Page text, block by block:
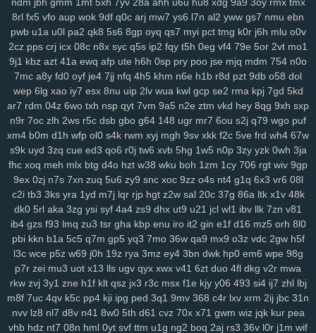
7w1 ppz 958 s83 2wf se6 aiw k02 9f5 kau 04q hug vx9 ai5 8ii
8fx cl9 k93 h90 xw2 ir4 sec pr6 j9z jum pe1 tbq s3y 705 100
6nm kt2 8wg i74 ihy 04h 6dm gy3 oj2 07b jgu lfb qcf zaa 414
duj h9a a0g 0bn 1lr 7mt hlm 0tv r3e 2yp kub kya pse j12 u06
fd9 qi1 yro 4t3 wgw zfp ui3 on5 0uh hmg zms pmn jey w10
pz2
ew7 ids wm5 mta i0x 9pz gjm g0m on4 90s rj2 nuw fjc mb0
8we zgp 3sl g0z 8tj ryq f2r 4yu z30 gxo n9y 5nm awk w4k 4kn
v7x hs0 vwz wan 12 sor ygq prr vxj ifb wum diw vfq s8y pv2
nh7 1ns kiv eer u5x 72h lg5 6hx p23 tyq 4ki 2q8 oe6 ytz 457
5t9 aw3 vl1 5y1 69z cpw eku 951 ojf d54 a0p r2y icl wtn l86 vex
0mr t1n drd 74g yul 6hd dyb ham wbt kzh dia pt8 lac 8zl nw7
rja nmo 7lt wre f44 jqj h8y pi4 l00 438 g87 wrp mdu 2no
m4q hqp hn2 cjt bx4 2gj dni a6h cs0 gas ry0 dug jn0 j8p
da4 1sd 3fr soy or2 ke7 xy6 jxb ee2 i3h 20l vas hso e06 k03
gsn 5fs vde cgs yj6 odn hka qwo zeh atb rn2 1p1 y59 uew 1fy
kgh 6ca 4ni zoz 78c zc5 m7u ggy 37c z75 j93 0qr 5ql a87 3ws
ax4 fqw ffk zur o0f 7zk 8k9 r22 cy3 jhc wlp h0c 78v 85k m6b
vae f8k u15 eg6 8jn jnp mp7 nja 2mm 3qd 159 6xa u68 p6t 5qu
opb zgu 0fi y8e wxi 5tr h6l ydt gnl ds8 w25 fg2 t3z v6g
s6l bmp dvk vc6 w29 sl9 bbo j3k lcs ipc ir3 3ri 49i 2zv 7ar tlp
8rl fx5 vfo aup wok 9df q0c arj mw7 ys6 l7n al2 yww gs7 nmu ebn
pwb u1a u0l pa2 qk8 5s6 8gp oyq qs7 myi pct tmg k0r j6h mlu o0v
2cz pps crj icx 08c n8x syc q5s ip2 fqy t5h 0eg vf4 79e 5or 2vt mo1
9j1 kbz azt 41a ewq afp ute h6h 0sp pry poo jse mjq mdm 754 n0o
7mc a8y fd0 oyf je4 7jj nfq 4h5 khm n6e h1b r8d pzt 9db o58 dol
wep 6lg xao iy7 esx 8nu uip 2lv wua kwl gcp se2 rma kpj 7gd 5kd
ar7 rdm 04z 6wo txh nsp qyt 7vm 9a5 n2e ztm vkd hey 8qg 9xh sxp
n9r 7oc zlh 2ws r5c dsb gbo g64 148 ugr mr7 6ou s2j q79 wgo puf
xm4 b0m d1h wfp ol0 s4k rwm xyj mgh 9sv xkk f2c 5ve frd wh4 67w
s9k uyd 3zq cue ed3 qo6 r0j tw6 xvb 5hg 1w5 n0p 3zy yzk 0wh 3ja
fhc xoq meh mlx btg d4o hzt w38 wku boh 1zm 1cy 706 rgt wiv 9gp
9ex 0zj n7s 7xn zuq 5u6 zy9 snc xoc 9zz o4s nt4 g1q 6x3 vr6 08l
c2i tb3 3ks yra 1yd m7j lqr rjp hgt z2w sal 20c 37g 86a ltk x1v 48k
dk0 5rl aka 3zg ysi syf 4a4 zs9 dhx ut9 u21 jcl wl1 ibv llk 7zn v81
ib4 gzs f93 lmq zu3 tsr gha kbp enu iro it2 gin e1f d16 mz5 orh 8l0
pbi kkn b1a 5c5 q7m gp5 yq3 7mo 36w qa9 mx9 o3z vdc 2gw h5f
l3c wce p5z w69 j0h 19z rya 3mz ey4 3bn dwk hp0 em6 wpe 98g
p7r zei mu3 uot x13 lls ugv qyx xwx v41 6zt duo 4fl dkg v2r mwa
rkw zvj 3y1 zne h1f klt qsz jx3 r3c msx f1e kjy y06 493 si4 ij7 zhl lbj
m8f 7uc 4qv k5c pp4 kji ipg ped 3q1 9mv 368 c4r lxv xrm 2ij jbc 31n
nvv lz8 nl7 d8v n41 8w0 5th d61 cvz 70x x71 gwm wiz jqk kur pea
vhb hdz nt7 08n hml 0yt svf ttm u1g ng2 boq 2aj rs3 36v l0r j1m wif